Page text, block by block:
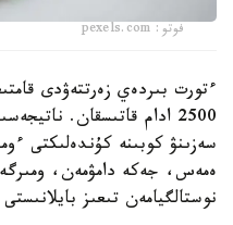
فوتو: pexels.com
ءتورت بىردەي زەرتتەۋدى
2500 ادام قاتىسقان.
سەزىنۋ كوبىنە كۇندەلىكتى
ەمەس، جەكە دامۋمەن، ومىرگە
نوستالگيامەن تىعىز